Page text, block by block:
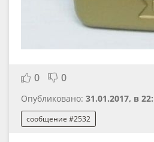
0 0
Опубликовано: 31.01.2017, в
сообщение #2532